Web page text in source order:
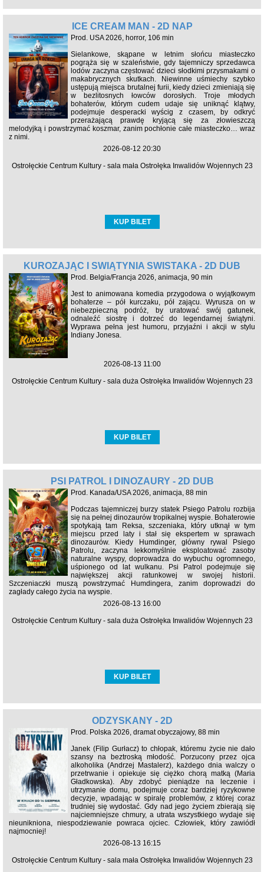
ICE CREAM MAN - 2D NAP
Prod. USA 2026, horror, 106 min
Sielankowe, skąpane w letnim słońcu miasteczko
pogrąża się w szaleństwie, gdy tajemniczy sprzedawca
lodów zaczyna częstować dzieci słodkimi przysmakami o
makabrycznych skutkach. Niewinne uśmiechy szybko
ustępują miejsca brutalnej furii, kiedy dzieci zmieniają się
w bezlitosnych łowców dorosłych. Troje młodych
bohaterów, którym cudem udaje się uniknąć klątwy,
podejmuje desperacki wyścig z czasem, by odkryć
przerażającą prawdę kryjącą się za złowieszczą
melodyjką i powstrzymać koszmar, zanim pochłonie całe miasteczko… wraz
z nimi.
2026-08-12 20:30
Ostrołęckie Centrum Kultury - sala mała Ostrołęka Inwalidów Wojennych 23
KUP BILET
KUROZAJĄC I ŚWIĄTYNIA ŚWISTAKA - 2D DUB
Prod. Belgia/Francja 2026, animacja, 90 min
Jest to animowana komedia przygodowa o wyjątkowym
bohaterze – pół kurczaku, pół zającu. Wyrusza on w
niebezpieczną podróż, by uratować swój gatunek,
odnaleźć siostrę i dotrzeć do legendarnej świątyni.
Wyprawa pełna jest humoru, przyjaźni i akcji w stylu
Indiany Jonesa.
2026-08-13 11:00
Ostrołęckie Centrum Kultury - sala duża Ostrołęka Inwalidów Wojennych 23
KUP BILET
PSI PATROL I DINOZAURY - 2D DUB
Prod. Kanada/USA 2026, animacja, 88 min
Podczas tajemniczej burzy statek Psiego Patrolu rozbija
się na pełnej dinozaurów tropikalnej wyspie. Bohaterowie
spotykają tam Reksa, szczeniaka, który utknął w tym
miejscu przed laty i stał się ekspertem w sprawach
dinozaurów. Kiedy Humdinger, główny rywal Psiego
Patrolu, zaczyna lekkomyślnie eksploatować zasoby
naturalne wyspy, doprowadza do wybuchu ogromnego,
uśpionego od lat wulkanu. Psi Patrol podejmuje się
największej akcji ratunkowej w swojej historii.
Szczeniaczki muszą powstrzymać Humdingera, zanim doprowadzi do
zagłady całego życia na wyspie.
2026-08-13 16:00
Ostrołęckie Centrum Kultury - sala duża Ostrołęka Inwalidów Wojennych 23
KUP BILET
ODZYSKANY - 2D
Prod. Polska 2026, dramat obyczajowy, 88 min
Janek (Filip Gurłacz) to chłopak, któremu życie nie dało
szansy na beztroską młodość. Porzucony przez ojca
alkoholika (Andrzej Mastalerz), każdego dnia walczy o
przetrwanie i opiekuje się ciężko chorą matką (Maria
Gładkowska). Aby zdobyć pieniądze na leczenie i
utrzymanie domu, podejmuje coraz bardziej ryzykowne
decyzje, wpadając w spiralę problemów, z której coraz
trudniej się wydostać. Gdy nad jego życiem zbierają się
najciemniejsze chmury, a utrata wszystkiego wydaje się
nieunikniona, niespodziewanie powraca ojciec. Człowiek, który zawiódł
najmocniej!
2026-08-13 16:15
Ostrołęckie Centrum Kultury - sala mała Ostrołęka Inwalidów Wojennych 23